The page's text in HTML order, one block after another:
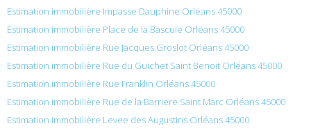
Estimation immobilière Impasse Dauphine Orléans 45000
Estimation immobilière Place de la Bascule Orléans 45000
Estimation immobilière Rue Jacques Groslot Orléans 45000
Estimation immobilière Rue du Guichet Saint Benoit Orléans 45000
Estimation immobilière Rue Franklin Orléans 45000
Estimation immobilière Rue de la Barriere Saint Marc Orléans 45000
Estimation immobilière Levee des Augustins Orléans 45000